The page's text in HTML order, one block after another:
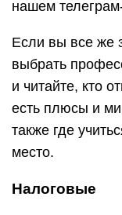
нашем
Если вы все же
выбрать
и читайте, кто
есть плюсы и
также где
место.
Налоговые